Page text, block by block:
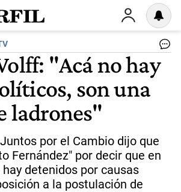
"Acá no hay
son una
ladrones"
por el Cambio dijo que
Fernández" por decir que en
detenidos por causas
a la postulación de